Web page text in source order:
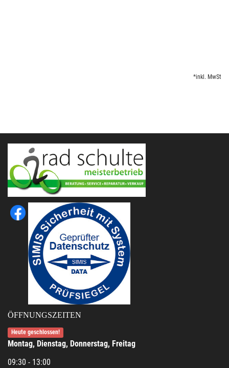
*inkl. MwSt
ÖFFNUNGSZEITEN
Heute geschlossen!
Montag, Dienstag, Donnerstag, Freitag
09:30 - 13:00